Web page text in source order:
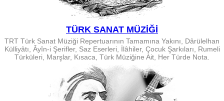
TÜRK SANAT MÜZİĞİ
TRT Türk Sanat Müziği Repertuarının Tamamına Yakını, Dârülelhan
Külliyâtı, Âyîn-i Şerifler, Saz Eserleri, İlâhiler, Çocuk Şarkıları, Rumeli
Türküleri, Marşlar, Kısaca, Türk Müziğine Ait, Her Türde Nota.